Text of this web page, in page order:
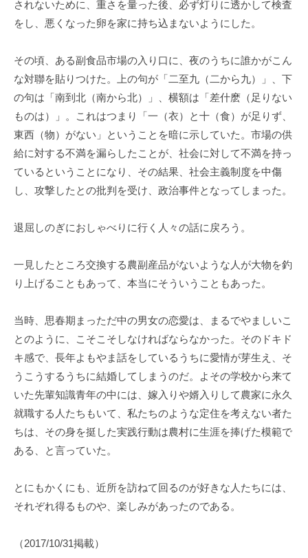
されないために、重さを量った後、必ず灯りに透かして検査
をし、悪くなった卵を家に持ち込まないようにした。
その頃、ある副食品市場の入り口に、夜のうちに誰かがこん
な対聯を貼りつけた。上の句が「二至九（二から九）」、下
の句は「南到北（南から北）」、横額は「差什麽（足りない
ものは）」。これはつまり「一（衣）と十（食）が足りず、
東西（物）がない」ということを暗に示していた。市場の供
給に対する不満を漏らしたことが、社会に対して不満を持っ
ているということになり、その結果、社会主義制度を中傷
し、攻撃したとの批判を受け、政治事件となってしまった。
退屈しのぎにおしゃべりに行く人々の話に戻ろう。
一見したところ交換する農副産品がないような人が大物を釣
り上げることもあって、本当にそういうこともあった。
当時、思春期まっただ中の男女の恋愛は、まるでやましいこ
とのように、こそこそしなければならなかった。そのドキド
キ感で、長年よもやま話をしているうちに愛情が芽生え、そ
うこうするうちに結婚してしまうのだ。よその学校から来て
いた先輩知識青年の中には、嫁入りや婿入りして農家に永久
就職する人たちもいて、私たちのような定住を考えない者た
ちは、その身を挺した実践行動は農村に生涯を捧げた模範で
ある、と言っていた。
とにもかくにも、近所を訪ねて回るのが好きな人たちには、
それぞれ得るものや、楽しみがあったのである。
（2017/10/31掲載）